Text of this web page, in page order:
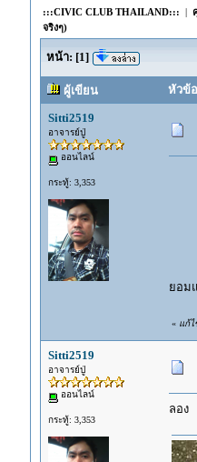
:::CIVIC CLUB THAILAND::: |
จริงๆ)
หน้า: [1]
ผู้เขียน หัวข้
Sitti2519
อาจารย์ปู่
ออนไลน์
กระทู้: 3,353
ยอม
« แก้ไ
Sitti2519
อาจารย์ปู่
ออนไลน์
กระทู้: 3,353
ลอง